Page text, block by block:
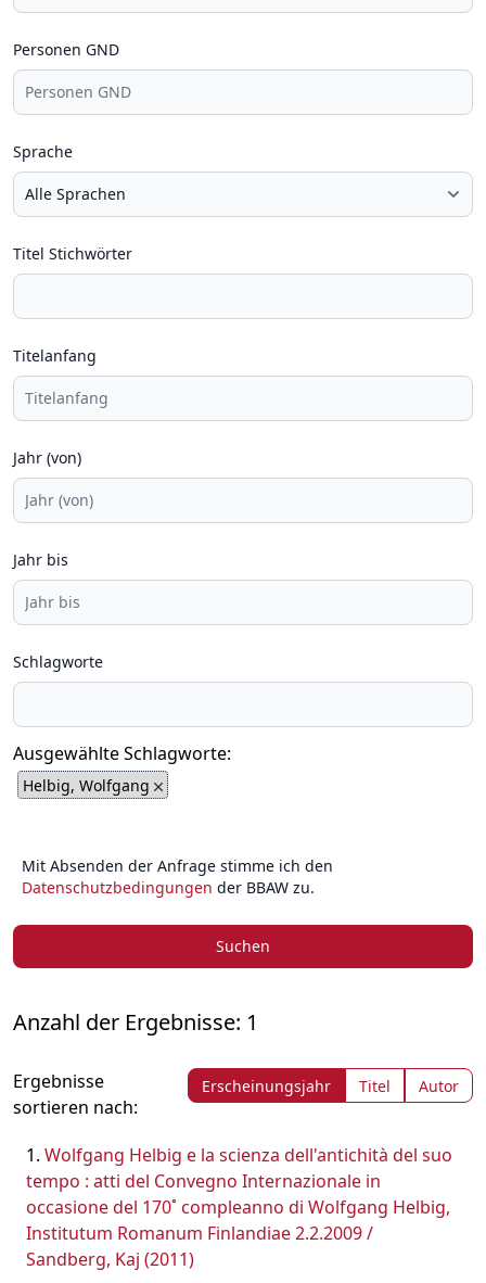
Personen GND
Sprache
Titel Stichwörter
Titelanfang
Jahr (von)
Jahr bis
Schlagworte
Ausgewählte Schlagworte:
Helbig, Wolfgang
Mit Absenden der Anfrage stimme ich den
Datenschutzbedingungen der BBAW zu.
Suchen
Anzahl der Ergebnisse: 1
Ergebnisse
sortieren nach:
Erscheinungsjahr Titel Autor
Wolfgang Helbig e la scienza dell'antichità del suo
tempo : atti del Convegno Internazionale in
occasione del 170˚ compleanno di Wolfgang Helbig,
Institutum Romanum Finlandiae 2.2.2009 /
Sandberg, Kaj (2011)